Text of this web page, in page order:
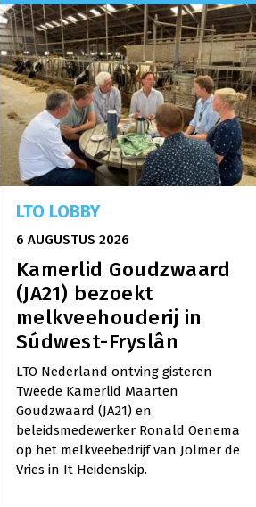
LTO LOBBY
6 AUGUSTUS 2026
Kamerlid Goudzwaard
(JA21) bezoekt
melkveehouderij in
Súdwest-Fryslân
LTO Nederland ontving gisteren
Tweede Kamerlid Maarten
Goudzwaard (JA21) en
beleidsmedewerker Ronald Oenema
op het melkveebedrijf van Jolmer de
Vries in It Heidenskip.